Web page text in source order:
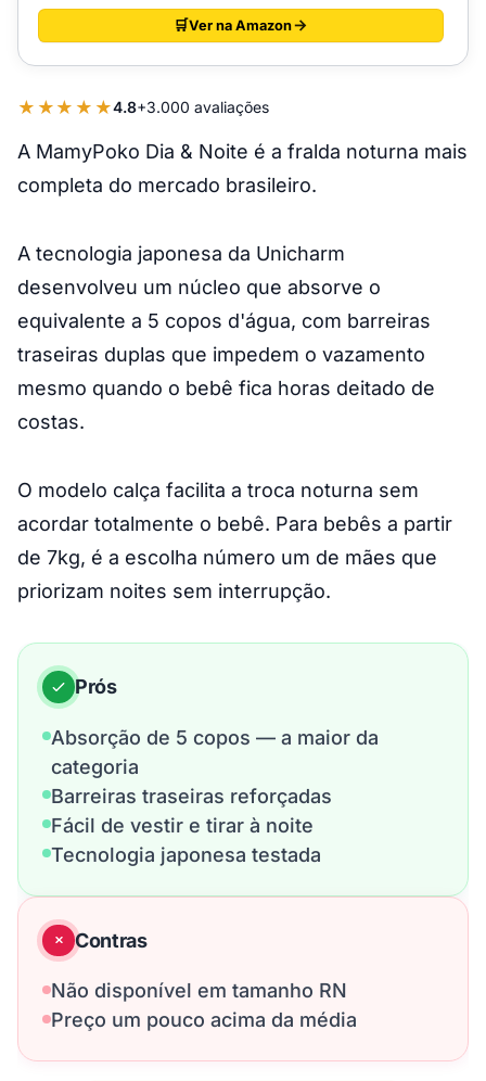
Ver na Amazon
★★★★★4.8+3.000 avaliações
A MamyPoko Dia & Noite é a fralda noturna mais
completa do mercado brasileiro.
A tecnologia japonesa da Unicharm
desenvolveu um núcleo que absorve o
equivalente a 5 copos d'água, com barreiras
traseiras duplas que impedem o vazamento
mesmo quando o bebê fica horas deitado de
costas.
O modelo calça facilita a troca noturna sem
acordar totalmente o bebê. Para bebês a partir
de 7kg, é a escolha número um de mães que
priorizam noites sem interrupção.
Prós
Absorção de 5 copos — a maior da
categoria
Barreiras traseiras reforçadas
Fácil de vestir e tirar à noite
Tecnologia japonesa testada
Contras
Não disponível em tamanho RN
Preço um pouco acima da média